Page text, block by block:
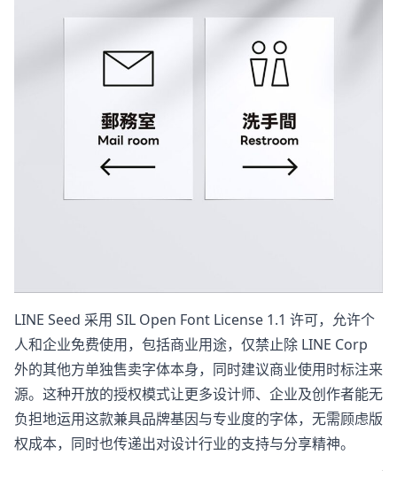
LINE Seed 采用 SIL Open Font License 1.1 许可，允许个
人和企业免费使用，包括商业用途，仅禁止除 LINE Corp
外的其他方单独售卖字体本身，同时建议商业使用时标注来
源。这种开放的授权模式让更多设计师、企业及创作者能无
负担地运用这款兼具品牌基因与专业度的字体，无需顾虑版
权成本，同时也传递出对设计行业的支持与分享精神。